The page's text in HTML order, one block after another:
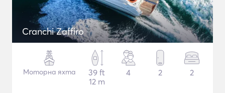
Cranchi Zaffiro
Моторна яхта
39 ft
12 m
4 2 2